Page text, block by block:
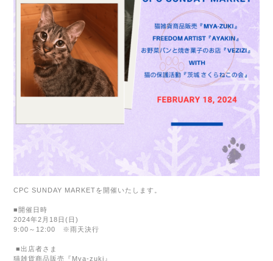
CPC SUNDAY MARKETを開催いたします。
■開催日時
2024年2月18日(日)
9:00～12:00 ※雨天決行
■出店者さま
猫雑貨商品販売『 Mya-zuki 』